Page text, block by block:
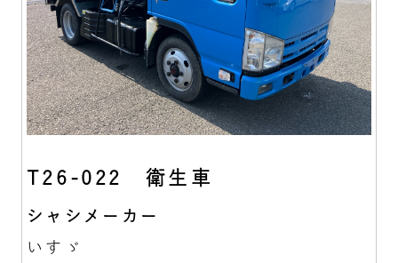
T26-022 衛生車
シャシメーカー
いすゞ